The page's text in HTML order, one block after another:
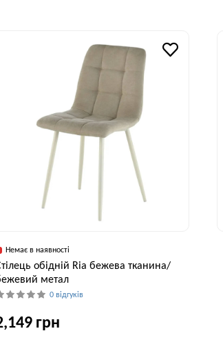
86 см
Немає в наявності
обідній Ria бежева тканина/
метал
0 відгуків
грн